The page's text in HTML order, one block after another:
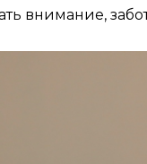
внимание,